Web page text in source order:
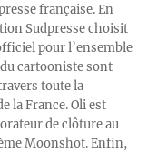
française. En
Sudpresse choisit
pour l’ensemble
cartooniste sont
toute la
la France. Oli est
de clôture au
Moonshot. Enfin,